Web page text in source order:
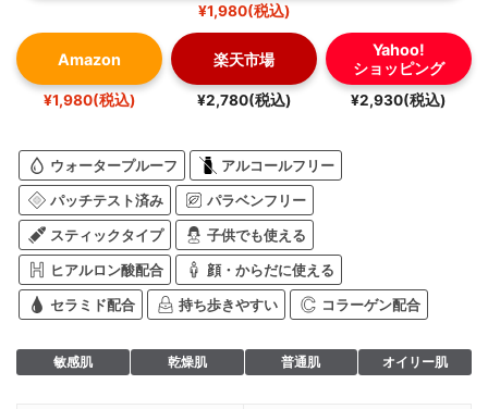
¥1,980(税込)
Amazon
¥1,980(税込)
楽天市場
¥2,780(税込)
Yahoo!
ショッピング
¥2,930(税込)
ウォータープルーフ アルコールフリー
パッチテスト済み パラベンフリー
スティックタイプ 子供でも使える
ヒアルロン酸配合 顔・からだに使える
セラミド配合 持ち歩きやすい コラーゲン配合
敏感肌 乾燥肌 普通肌 オイリー肌